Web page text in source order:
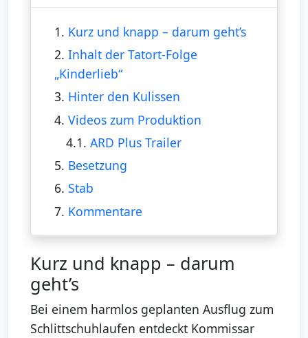
1. Kurz und knapp – darum geht’s
2. Inhalt der Tatort-Folge
„Kinderlieb“
3. Hinter den Kulissen
4. Videos zum Produktion
4.1.ARD Plus Trailer
5. Besetzung
6. Stab
7. Kommentare
Kurz und knapp – darum
geht’s
Bei einem harmlos geplanten Ausflug zum
Schlittschuhlaufen entdeckt Kommissar